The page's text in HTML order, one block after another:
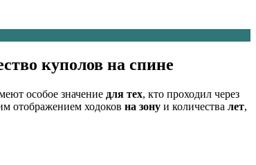
куполов на спине
особое значение для тех, кто проходил через
отображением ходоков на зону и количества лет,